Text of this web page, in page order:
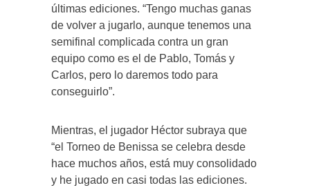
últimas ediciones. “Tengo muchas ganas
de volver a jugarlo, aunque tenemos una
semifinal complicada contra un gran
equipo como es el de Pablo, Tomás y
Carlos, pero lo daremos todo para
conseguirlo”.
Mientras, el jugador Héctor subraya que
“el Torneo de Benissa se celebra desde
hace muchos años, está muy consolidado
y he jugado en casi todas las ediciones.